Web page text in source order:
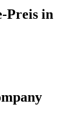
Preis in